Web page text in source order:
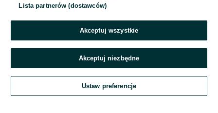
Zadzwoń / SMS
Szukaj Obserwujesz Dodaj Czat Konto
Lista partnerów (dostawców)
Akceptuj wszystkie
Akceptuj niezbędne
Ustaw preferencje